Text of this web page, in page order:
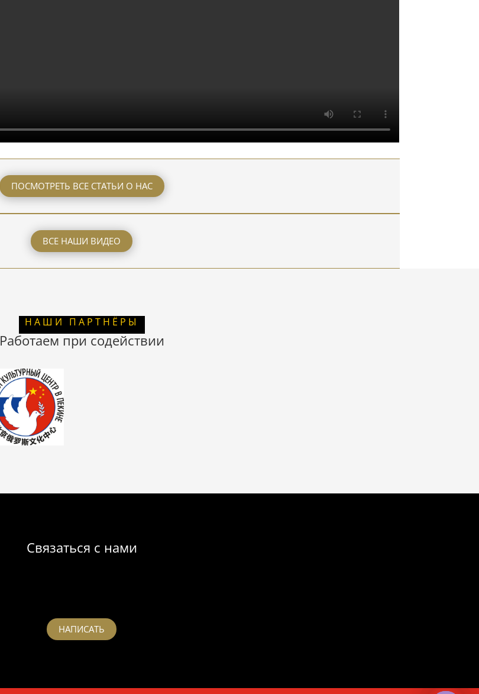
ПОСМОТРЕТЬ ВСЕ СТАТЬИ О НАС
ВСЕ НАШИ ВИДЕО
НАШИ ПАРТНЁРЫ
Работаем при содействии
Связаться с нами
НАПИСАТЬ